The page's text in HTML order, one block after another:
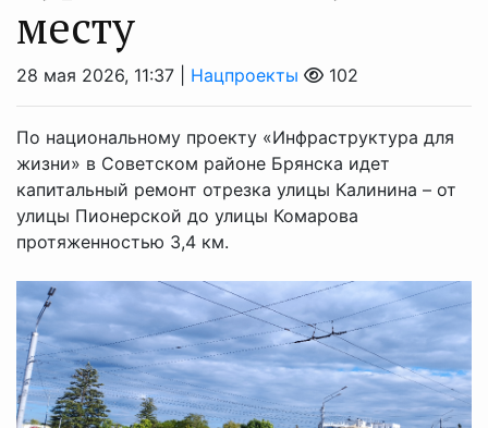
месту
28 мая 2026, 11:37 | Нацпроекты 102
По национальному проекту «Инфраструктура для
жизни» в Советском районе Брянска идет
капитальный ремонт отрезка улицы Калинина – от
улицы Пионерской до улицы Комарова
протяженностью 3,4 км.